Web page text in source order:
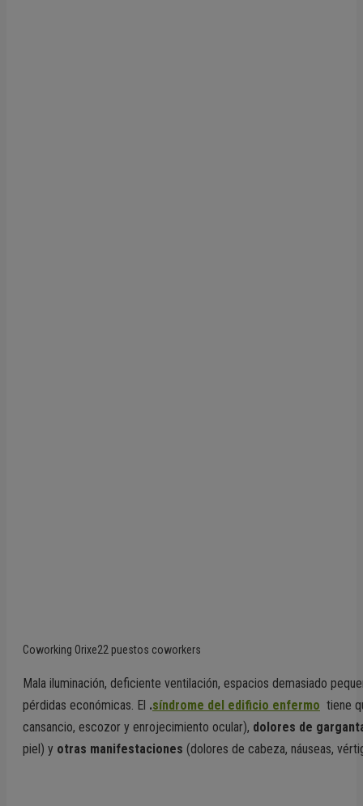
Coworking Orixe22 puestos coworkers
Mala iluminación, deficiente ventilación, espacios demasiado
pérdidas económicas. El .síndrome del edificio enfermo tiene
cansancio, escozor y enrojecimiento ocular), dolores de
piel) y otras manifestaciones (dolores de cabeza, náuseas,